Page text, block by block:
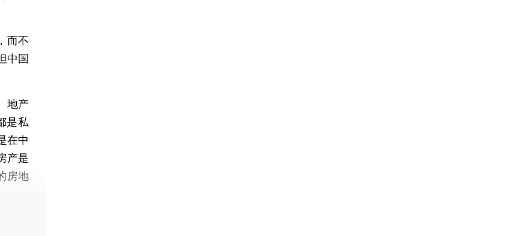
而不
中国
地产
是私
在中
产是
房地